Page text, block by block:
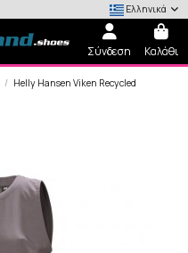
Ελληνικά
Σύνδεση Καλάθι
Helly Hansen Viken Recycled